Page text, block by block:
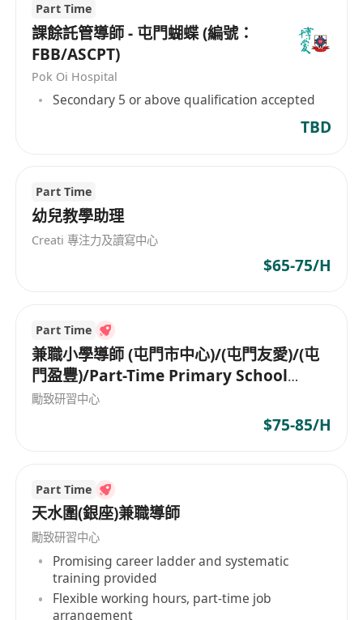
能流利使用廣東話及普通話進行教學與溝通，具備
清晰準確的語言表達能力。
熟練操作基本電腦軟件及中文輸入法，能獨立完成
教材編製與行政記錄工作。
性格開朗有愛心，具耐性與責任感，重視守時與細
節；具備良好溝通技巧、組織能力及團隊合作精
Part Time
課餘託管導師 - 屯門蝴蝶 (編號：
FBB/ASCPT)
Pok Oi Hospital
Secondary 5 or above qualification accepted
TBD
Part Time
幼兒教學助理
Creati 專注力及讀寫中心
$65-75/H
Part Time
兼職小學導師 (屯門市中心)/(屯門友愛)/(屯
門盈豐)/Part-Time Primary School
Tutor(Tuen Mun )
勵致研習中心
$75-85/H
Part Time
天水圍(銀座)兼職導師
勵致研習中心
Promising career ladder and systematic
training provided
Flexible working hours, part-time job
arrangement